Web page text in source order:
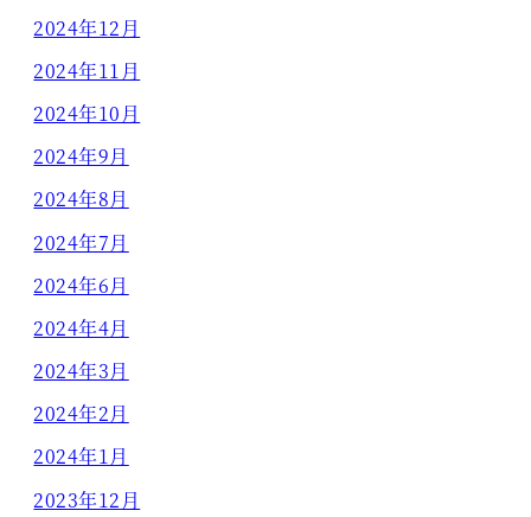
2024年12月
2024年11月
2024年10月
2024年9月
2024年8月
2024年7月
2024年6月
2024年4月
2024年3月
2024年2月
2024年1月
2023年12月